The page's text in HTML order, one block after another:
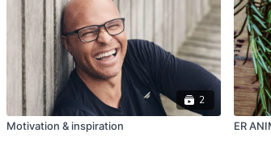
2
Motivation & inspiration
ER